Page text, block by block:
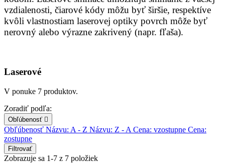
vzdialenosti, čiarové kódy môžu byť širšie, respektíve
kvôli vlastnostiam laserovej optiky povrch môže byť
nerovný alebo výrazne zakrivený (napr. fľaša).
Laserové
V ponuke 7 produktov.
Zoradiť podľa:
Obľúbenosť 
Obľúbenosť Názvu: A - Z Názvu: Z - A Cena: vzostupne Cena:
zostupne
Filtrovať
Zobrazuje sa 1-7 z 7 položiek